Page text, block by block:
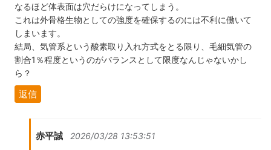
なるほど体表面は穴だらけになってしまう。
これは外骨格生物としての強度を確保するのには不利に働いて
しまいます。
結局、気管系という酸素取り入れ方式をとる限り、毛細気管の
割合1％程度というのがバランスとして限度なんじゃないかし
ら？
返信
赤平誠 2026/03/28 13:53:51